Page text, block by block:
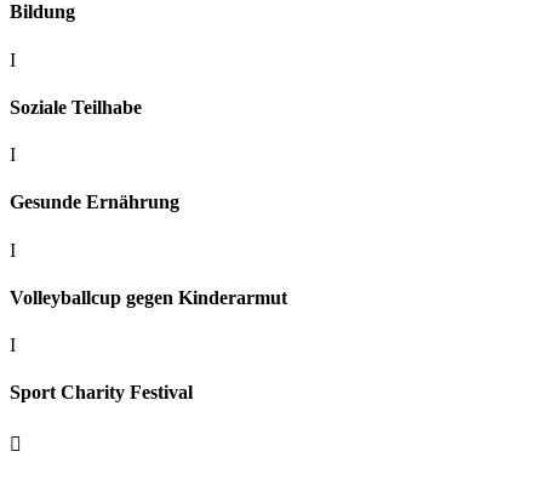
Bildung
I
Soziale Teilhabe
I
Gesunde Ernährung
I
Volleyballcup gegen Kinderarmut
I
Sport Charity Festival
